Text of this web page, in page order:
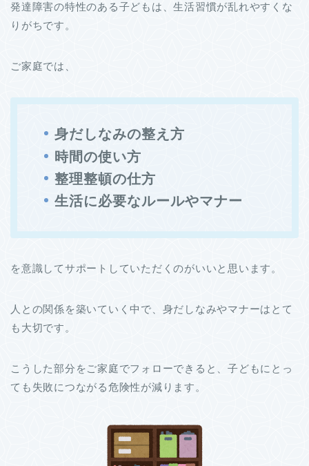
発達障害の特性のある子どもは、生活習慣が乱れやすくな
りがちです。
ご家庭では、
身だしなみの整え方
時間の使い方
整理整頓の仕方
生活に必要なルールやマナー
を意識してサポートしていただくのがいいと思います。
人との関係を築いていく中で、身だしなみやマナーはとて
も大切です。
こうした部分をご家庭でフォローできると、子どもにとっ
ても失敗につながる危険性が減ります。